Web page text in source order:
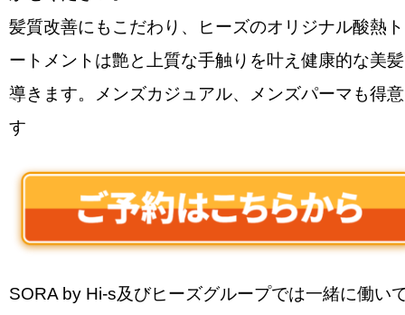
髪質改善にもこだわり、ヒーズのオリジナル酸熱
ートメントは艶と上質な手触りを叶え健康的な美
導きます。メンズカジュアル、メンズパーマも得
す
SORA by Hi-s及びヒーズグループでは一緒に働い